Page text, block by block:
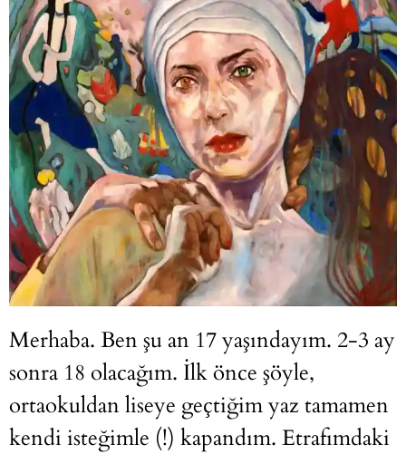
Merhaba. Ben şu an 17 yaşındayım. 2-3 ay
sonra 18 olacağım. İlk önce şöyle,
ortaokuldan liseye geçtiğim yaz tamamen
kendi isteğimle (!) kapandım. Etrafımdaki